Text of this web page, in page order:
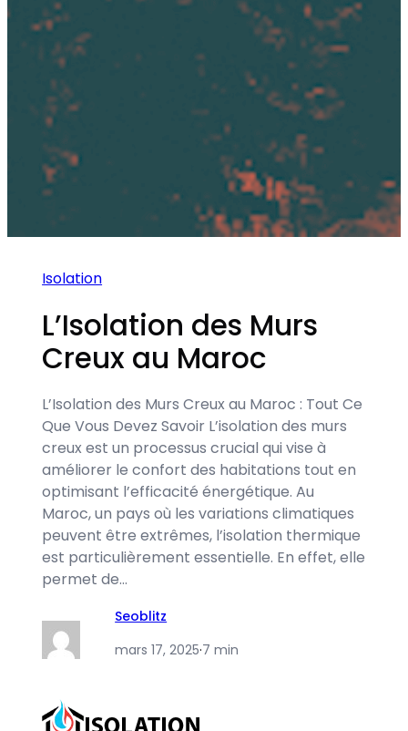
Isolation
L’Isolation des Murs
Creux au Maroc
L’Isolation des Murs Creux au Maroc : Tout Ce
Que Vous Devez Savoir L’isolation des murs
creux est un processus crucial qui vise à
améliorer le confort des habitations tout en
optimisant l’efficacité énergétique. Au
Maroc, un pays où les variations climatiques
peuvent être extrêmes, l’isolation thermique
est particulièrement essentielle. En effet, elle
permet de…
Seoblitz
mars 17, 2025·7 min